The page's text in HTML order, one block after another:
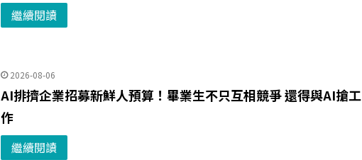
繼續閱讀
2026-08-06
AI排擠企業招募新鮮人預算！畢業生不只互相競爭 還得與AI搶工
作
繼續閱讀